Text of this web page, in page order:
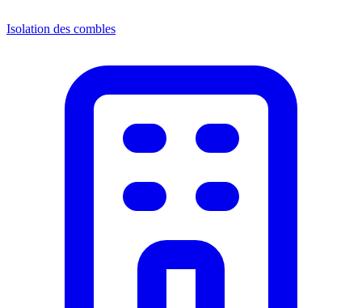
Isolation des combles